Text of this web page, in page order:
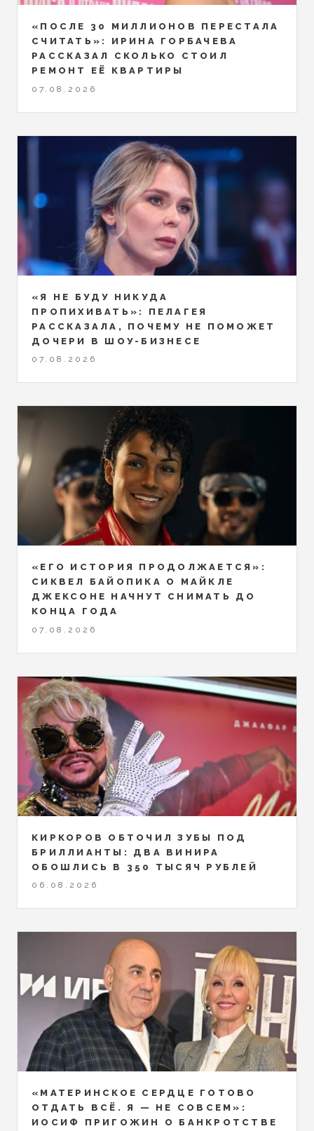
«ПОСЛЕ 30 МИЛЛИОНОВ ПЕРЕСТАЛА
СЧИТАТЬ»: ИРИНА ГОРБАЧЕВА
РАССКАЗАЛ СКОЛЬКО СТОИЛ
РЕМОНТ ЕЁ КВАРТИРЫ
07.08.2026
«Я НЕ БУДУ НИКУДА
ПРОПИХИВАТЬ»: ПЕЛАГЕЯ
РАССКАЗАЛА, ПОЧЕМУ НЕ ПОМОЖЕТ
ДОЧЕРИ В ШОУ-БИЗНЕСЕ
07.08.2026
«ЕГО ИСТОРИЯ ПРОДОЛЖАЕТСЯ»:
СИКВЕЛ БАЙОПИКА О МАЙКЛЕ
ДЖЕКСОНЕ НАЧНУТ СНИМАТЬ ДО
КОНЦА ГОДА
07.08.2026
КИРКОРОВ ОБТОЧИЛ ЗУБЫ ПОД
БРИЛЛИАНТЫ: ДВА ВИНИРА
ОБОШЛИСЬ В 350 ТЫСЯЧ РУБЛЕЙ
06.08.2026
«МАТЕРИНСКОЕ СЕРДЦЕ ГОТОВО
ОТДАТЬ ВСЁ. Я — НЕ СОВСЕМ»:
ИОСИФ ПРИГОЖИН О БАНКРОТСТВЕ